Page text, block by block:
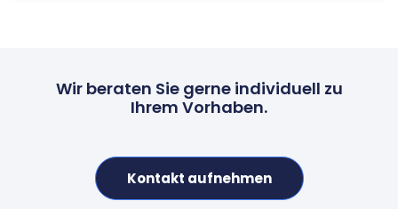
Wir beraten Sie gerne individuell zu
Ihrem Vorhaben.
Kontakt aufnehmen